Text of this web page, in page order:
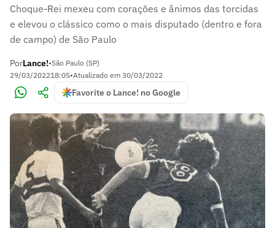
Choque-Rei mexeu com corações e ânimos das torcidas
e elevou o clássico como o mais disputado (dentro e fora
de campo) de São Paulo
PorLance!•São Paulo (SP)
29/03/202218:05•Atualizado em 30/03/2022
Favorite o Lance! no Google